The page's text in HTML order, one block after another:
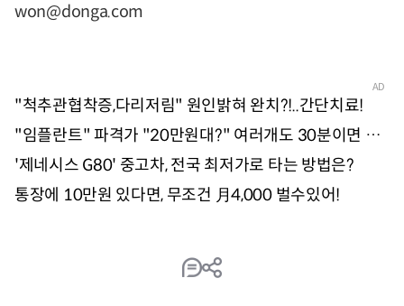
won@donga.com